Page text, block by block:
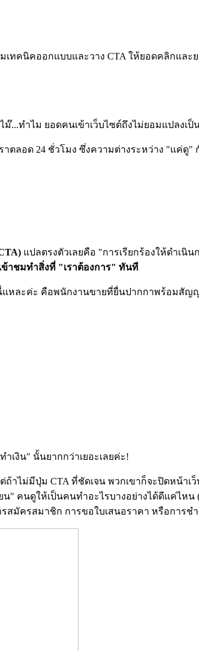
ทคนิคออกแบบและวาง CTA ให้ยอดคลิกและ
...ทำไม ยอดคนเข้าเว็บไซต์ถึงไม่ยอมแปลงเ
ตลอด 24 ชั่วโมง ซึ่งความต่างระหว่าง "แค่ดู"
แปลตรงตัวเลยคือ "การเรียกร้องให้ดำเ
ข้าชมทำสิ่งที่ "เราต้องการ" ทันที
แหละค่ะ คือพนักงานขายที่ยื่นปากกาพร้อมสัญ
เงิน" นั้นยากกว่าเยอะเลยค่ะ!
ไม่มีปุ่ม CTA ที่ชัดเจน พวกเขาก็จะปิดหน้าเว็
คนดูให้เป็นคนทำอะไรบางอย่างได้ดีแค่ไหน
รสมัครสมาชิก การขอใบเสนอราคา หรือการชำ